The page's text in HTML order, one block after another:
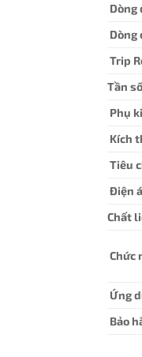
Dòng
Dòng
Trip
Tần
Phụ
Kích
Tiêu
Điện
Chất
Chức
Ứng
Bảo